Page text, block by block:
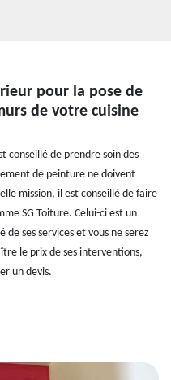
pour la pose de
de votre cuisine
conseillé de prendre soin des
de peinture ne doivent
mission, il est conseillé de faire
SG Toiture. Celui-ci est un
ses services et vous ne serez
le prix de ses interventions,
un devis.